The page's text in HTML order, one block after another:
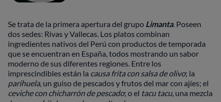
Se trata de la primera apertura del grupo Limanta. Poseen
dos sedes: Rivas y Vallecas. Los platos combinan
ingredientes nativos del Perú con productos de temporada
que se encuentran en España, todos mostrando un sabor
moderno de sus diferentes regiones. Entre los
imprescindibles están la causa frita con salsa de olivo; la
parihuela, un guiso de pescados y frutos del mar con ajíes; el
ceviche con chicharrón de pescado; o el tacu tacu, una mezcla